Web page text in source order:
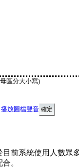
區分大小寫)
播放圖檔聲音
前系統使用人數眾
。